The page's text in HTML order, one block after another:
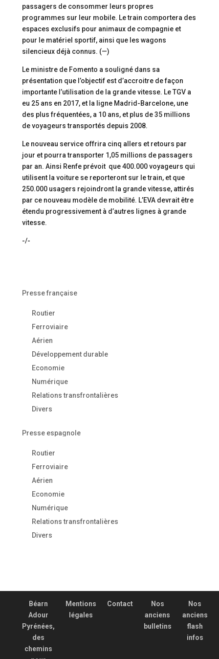
passagers de consommer leurs propres
programmes sur leur mobile. Le train comportera des
espaces exclusifs pour animaux de compagnie et
pour le matériel sportif, ainsi que les wagons
silencieux déjà connus. (—)
Le ministre de Fomento a souligné dans sa
présentation que l’objectif est d’accroitre de façon
importante l’utilisation de la grande vitesse. Le TGV a
eu 25 ans en 2017, et la ligne Madrid-Barcelone, une
des plus fréquentées, a 10 ans, et plus de 35 millions
de voyageurs transportés depuis 2008.
Le nouveau service offrira cinq allers et retours par
jour et pourra transporter 1,05 millions de passagers
par an. Ainsi Renfe prévoit que 400.000 voyageurs qui
utilisent la voiture se reporteront sur le train, et que
250.000 usagers rejoindront la grande vitesse, attirés
par ce nouveau modèle de mobilité. L’EVA devrait être
étendu progressivement à d’autres lignes à grande
vitesse.
-/-
Presse française
Routier
Ferroviaire
Aérien
Développement durable
Economie
Numérique
Relations transfrontalières
Divers
Presse espagnole
Routier
Ferroviaire
Aérien
Economie
Numérique
Relations transfrontalières
Divers
Béarn
Adour
Pyrénées,
des
chemins
Mentions
légales
Contact
Nos
anciens
bulletins
Nos
anciens
flash
infos